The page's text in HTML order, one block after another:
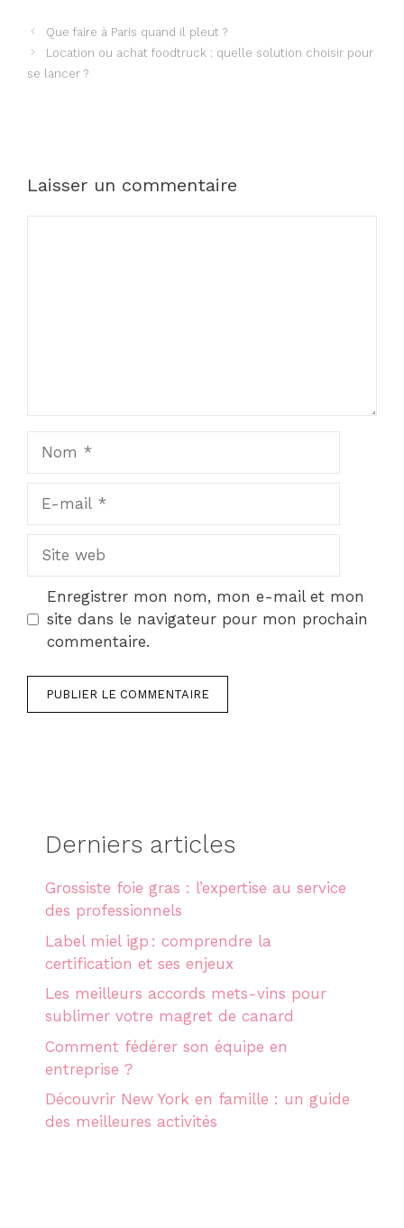
Que faire à Paris quand il pleut ?
Location ou achat foodtruck : quelle solution choisir pour
se lancer ?
Laisser un commentaire
mail
web
Enregistrer mon nom, mon e-mail et mon
site dans le navigateur pour mon prochain
commentaire.
Derniers articles
Grossiste foie gras : l’expertise au service
des professionnels
Label miel igp : comprendre la
certification et ses enjeux
Les meilleurs accords mets-vins pour
sublimer votre magret de canard
Comment fédérer son équipe en
entreprise ?
Découvrir New York en famille : un guide
des meilleures activités